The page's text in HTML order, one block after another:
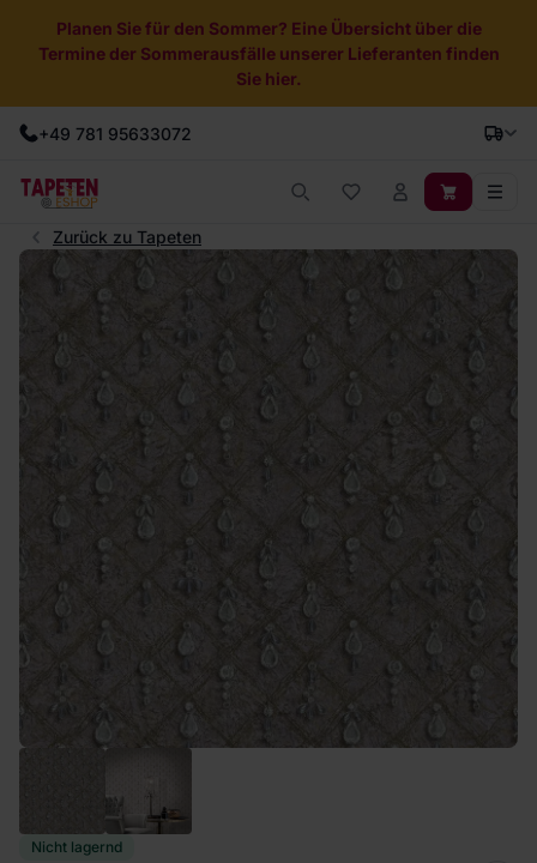
Planen Sie für den Sommer? Eine Übersicht über die
Termine der Sommerausfälle unserer Lieferanten finden
Sie hier.
+49 781 95633072
Zurück zu Tapeten
Nicht lagernd